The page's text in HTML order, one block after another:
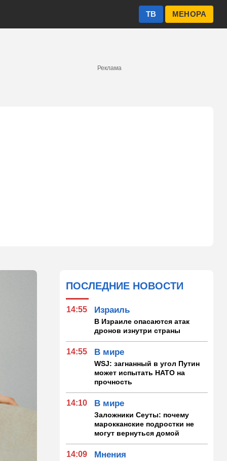
МЕНОРА
ТВ
Реклама
ПОСЛЕДНИЕ НОВОСТИ
14:55 Израиль
В Израиле опасаются атак
дронов изнутри страны
14:55 В мире
WSJ: загнанный в угол Путин
может испытать НАТО на
прочность
14:10 В мире
Заложники Сеуты: почему
марокканские подростки не
могут вернуться домой
14:09 Мнения